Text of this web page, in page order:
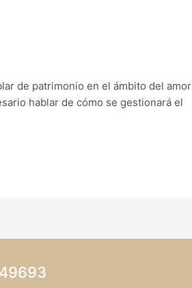
de patrimonio en el ámbito del amor
hablar de cómo se gestionará el